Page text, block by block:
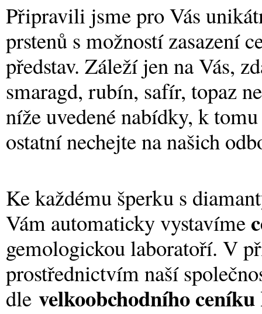
Připravili jsme pro Vás
prstenů s možností zasazení
představ. Záleží jen na Vás,
smaragd, rubín, safír, topaz
níže uvedené nabídky, k
ostatní nechejte na našich
Ke každému šperku s
Vám automaticky vystavíme
gemologickou laboratoří. V
prostřednictvím naší
dle velkoobchodního